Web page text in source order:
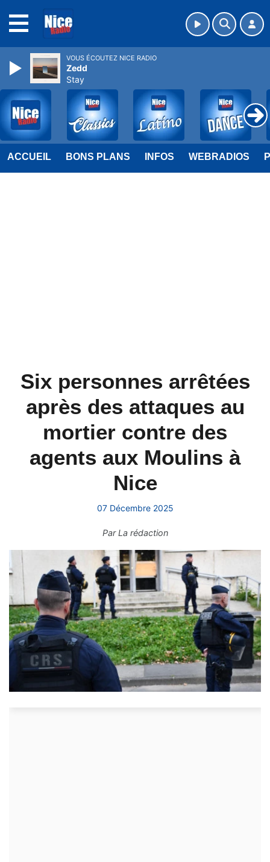
ACCUEIL BONS PLANS INFOS WEBRADIOS
Six personnes arrêtées
après des attaques au
mortier contre des
agents aux Moulins à
Nice
07 Décembre 2025
ParLa rédaction
VOUS ÉCOUTEZ NICE RADIO
Zedd
Stay